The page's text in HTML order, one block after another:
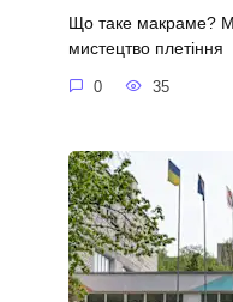
Що таке макраме?
мистецтво плетіння
0 35